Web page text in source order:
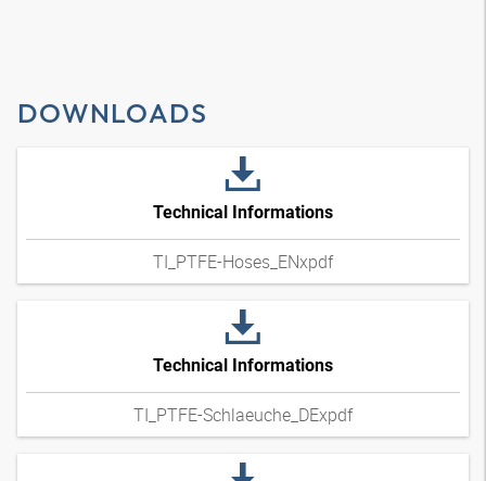
DOWNLOADS
Technical Informations
TI_PTFE-Hoses_ENxpdf
Technical Informations
TI_PTFE-Schlaeuche_DExpdf